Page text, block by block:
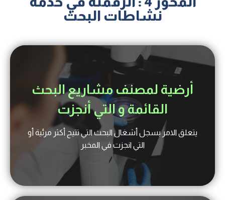
نشاطات البحث
أرضية لمصنف مشاريع البحث
القائمة و التي أنجزت
يتعلق الامر بسجل أشغال البحث التي تتيح أكثر مرئية أو
التي انجزت في المخبر